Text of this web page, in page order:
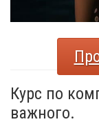
Курс по
важного.